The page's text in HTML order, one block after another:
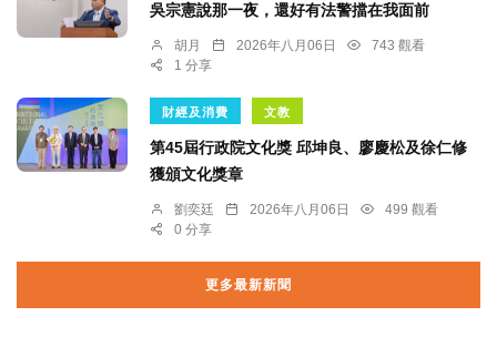
吳宗憲說那一夜，還好有法警擋在我面前
胡月 2026年八月06日
743 觀看
1 分享
財經及消費 文教
第45屆行政院文化獎 邱坤良、廖慶松及徐仁修
獲頒文化獎章
劉奕廷 2026年八月06日
499 觀看
0 分享
更多最新新聞